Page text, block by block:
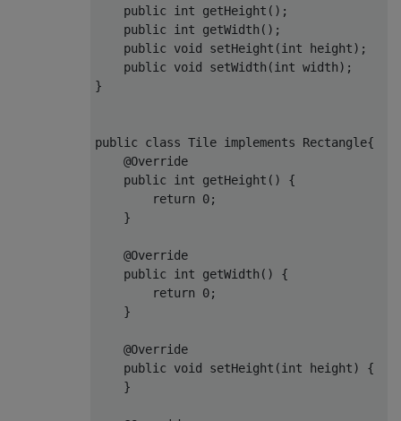
public int getHeight () ;
public
int getWidth () ;
public
void setHeight (int height) ;
public
void setWidth (int width)
}
public class Tile implements Rectangle{
@Override
public
int getHeight ()
{
return
0;
    }
@Override
public
int getWidth ()
{
return
0;
    }
@Override
public
void setHeight (int height)
{
    }